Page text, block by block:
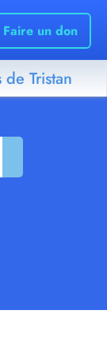
Faire un don
Tristan